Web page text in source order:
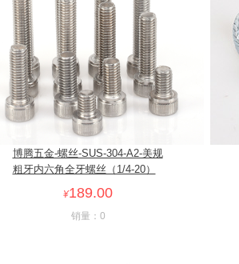
博腾五金-螺丝-SUS-304-A2-美规
粗牙内六角全牙螺丝（1/4-20）
¥189.00
销量：0